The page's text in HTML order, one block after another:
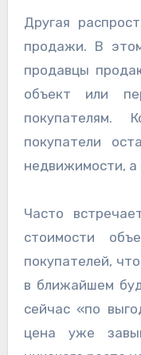
Другая
продажи. В
продавцы
объект или
покупателям.
покупатели
недвижимости,
Часто
стоимости
покупателей,
в ближайшем
сейчас «по
цена уже